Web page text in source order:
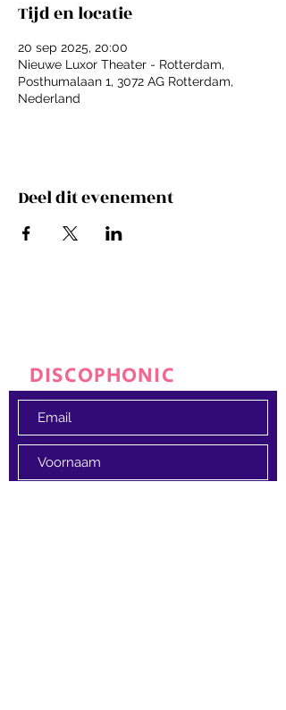
Tijd en locatie
20 sep 2025, 20:00
Nieuwe Luxor Theater - Rotterdam,
Posthumalaan 1, 3072 AG Rotterdam,
Nederland
Deel dit evenement
DISCOPHONIC